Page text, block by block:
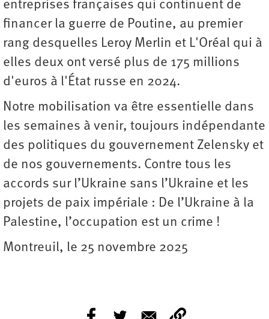
entreprises françaises qui continuent de
financer la guerre de Poutine, au premier
rang desquelles Leroy Merlin et L'Oréal qui à
elles deux ont versé plus de 175 millions
d'euros à l'État russe en 2024.
Notre mobilisation va être essentielle dans
les semaines à venir, toujours indépendante
des politiques du gouvernement Zelensky et
de nos gouvernements. Contre tous les
accords sur l’Ukraine sans l’Ukraine et les
projets de paix impériale : De l’Ukraine à la
Palestine, l’occupation est un crime !
Montreuil, le 25 novembre 2025